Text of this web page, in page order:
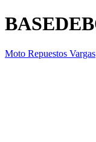
Moto Repuestos Vargas